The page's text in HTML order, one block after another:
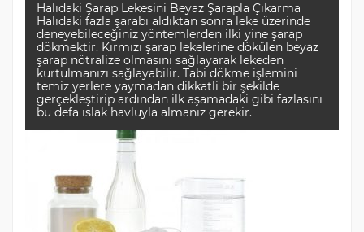
Halıdaki Şarap Lekesini Beyaz Şarapla Çıkarma
Halıdaki fazla şarabı aldıktan sonra leke üzerinde
deneyebileceğiniz yöntemlerden ilki yine şarap
dökmektir. Kırmızı şarap lekelerine dökülen beyaz
şarap nötralize olmasını sağlayarak lekeden
kurtulmanızı sağlayabilir. Tabi dökme işlemini
temiz yerlere yaymadan dikkatli bir şekilde
gerçekleştirip ardından ilk aşamadaki gibi fazlasını
bu defa ıslak havluyla almanız gerekir.